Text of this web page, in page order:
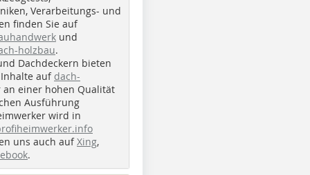
Verarbeitungs- und
finden Sie auf
und
holzbau.
Dachdeckern bieten
Inhalte auf dach-
an einer hohen Qualität
Ausführung
wird in
uns auch aufXing,
.